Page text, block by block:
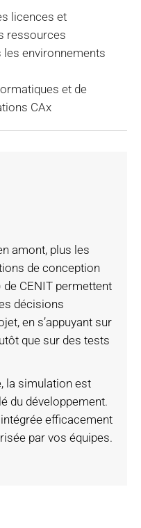
licences et
ressources
les environnements
et de
CAx
amont, plus les
de conception
CENIT permettent
décisions
en s’appuyant sur
que sur des tests
la simulation est
du développement.
efficacement
par vos équipes.